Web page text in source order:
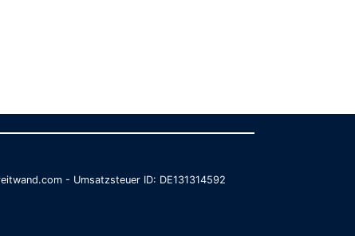
- Umsatzsteuer ID: DE131314592